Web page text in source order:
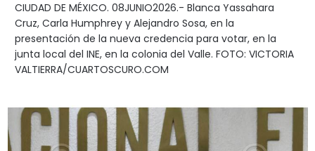
CIUDAD DE MÉXICO. 08JUNIO2026.- Blanca Yassahara
Cruz, Carla Humphrey y Alejandro Sosa, en la
presentación de la nueva credencia para votar, en la
junta local del INE, en la colonia del Valle. FOTO: VICTORIA
VALTIERRA/CUARTOSCURO.COM